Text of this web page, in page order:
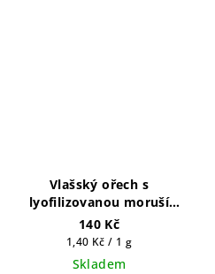
Vlašský ořech s
lyofilizovanou moruší
100g
140 Kč
Měrná
cena:
1,40 Kč / 1 g
Skladem